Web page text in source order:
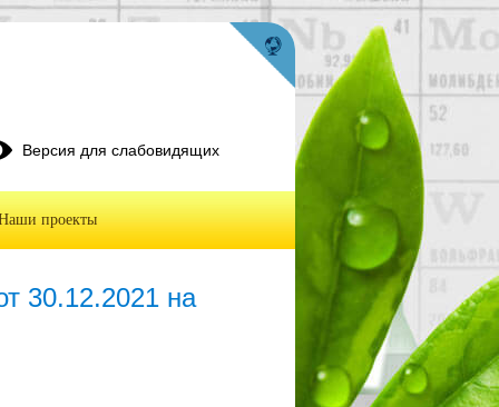
30.12.2021 на
Версия для слабовидящих
проекты